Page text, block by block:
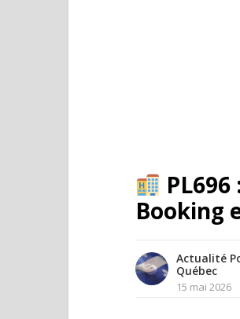
PL696
Booking
Actualité
Québec
15 mai 2026